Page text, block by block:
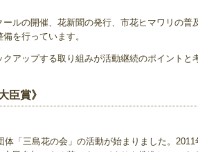
ールの開催、花新聞の発行、市花ヒマワリの
を行っています。
アップする取り組みが活動継続のポイントと
臣賞》
「三島花の会」の活動が始まりました。